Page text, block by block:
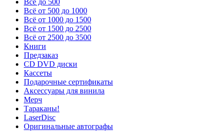
Всё от 500 до 1000
Всё от 1000 до 1500
Всё от 1500 до 2500
Всё от 2500 до 3500
Книги
Предзаказ
CD DVD диски
Кассеты
Подарочные сертификаты
Аксессуары для винила
Мерч
Тараканы!
LaserDisc
Оригинальные автографы